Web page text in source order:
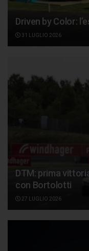
Driven by Color:
31 LUGLIO 2026
DTM: prima
con Bortolotti
27 LUGLIO 2026